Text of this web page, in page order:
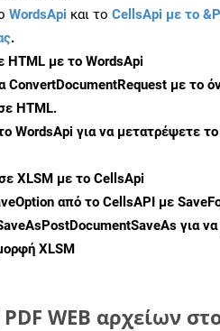
WordsApi και το CellsApi με το
.
HTML με το WordsApi
ConvertDocumentRequest με το
HTML.
WordsApi για να μετατρέψετε
XLSM με το CellsApi
από το CellsAPI με
για
XLSM
WEB αρχείων